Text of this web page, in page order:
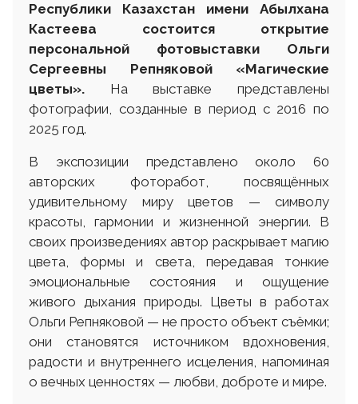
Республики Казахстан имени Абылхана
Кастеева состоится открытие
персональной фотовыставки Ольги
Сергеевны Репняковой «Магические
цветы». На выставке представлены
фотографии, созданные в период с 2016 по
2025 год.
В экспозиции представлено около 60
авторских фоторабот, посвящённых
удивительному миру цветов — символу
красоты, гармонии и жизненной энергии. В
своих произведениях автор раскрывает магию
цвета, формы и света, передавая тонкие
эмоциональные состояния и ощущение
живого дыхания природы. Цветы в работах
Ольги Репняковой — не просто объект съёмки;
они становятся источником вдохновения,
радости и внутреннего исцеления, напоминая
о вечных ценностях — любви, доброте и мире.